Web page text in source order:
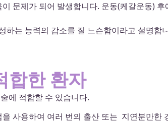
문제가 되어 발생합니다. 운동(케갈운동)
하는 능력의 감소를 질 느슨함이라고 설명합
합한 환자
에 적합할 수 있습니다.
사용하여 여러 번의 출산 또는 지연분만한